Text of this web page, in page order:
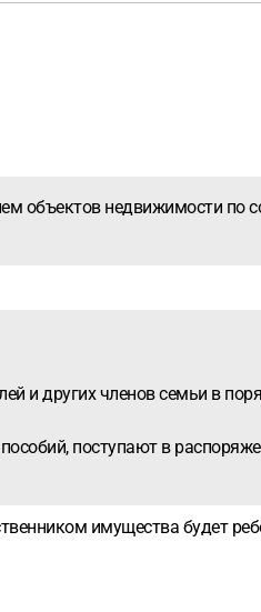
объектов недвижимости
и других членов семьи в
поступают в
имущества будет